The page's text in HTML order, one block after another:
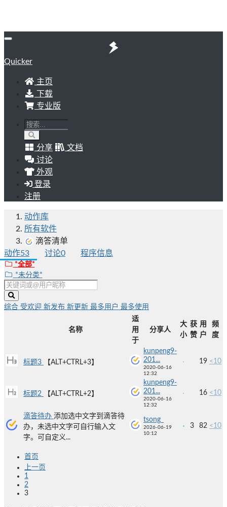
Quicker
主页
下载
专业版
分享
文档
讨论
外观
登录
注册
动作库
所有软件
滴答清单
动作53 讨论0 程序信息
*全部*
*未分类*
综合 受欢迎 新发布 新更新 最多用户 最多使用
名称
适
用
于
分享人
大
小
获
赞
用
户
频
度
标题3 【ALT+CTRL+3】
kunpeng9-
201...
2020-06-16
12:32
19 <10
标题2 【ALT+CTRL+2】
kunpeng9-
201...
2020-06-16
12:32
16 <10
滴答待办 添加选中文字到滴答待
办，未选中文字可自行输入文
字。可自定义...
tsong_
2026-06-19
10:12
3 82 <10
首页
上一页
1
2
3